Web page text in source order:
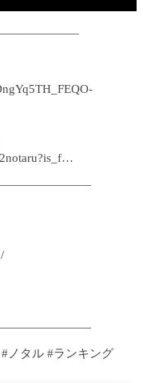
ノタル #ランキング